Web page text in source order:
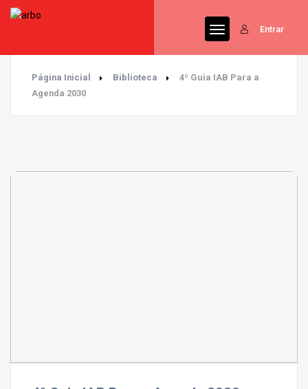
Entrar
Página Inicial Biblioteca
4º Guia IAB Para a
Agenda 2030